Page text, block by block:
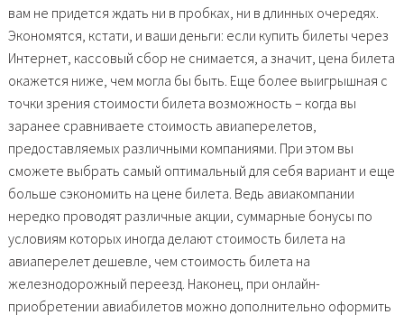
вам не придется ждать ни в пробках, ни в длинных очередях.
Экономятся, кстати, и ваши деньги: если купить билеты через
Интернет, кассовый сбор не снимается, а значит, цена билета
окажется ниже, чем могла бы быть. Еще более выигрышная с
точки зрения стоимости билета возможность – когда вы
заранее сравниваете стоимость авиаперелетов,
предоставляемых различными компаниями. При этом вы
сможете выбрать самый оптимальный для себя вариант и еще
больше сэкономить на цене билета. Ведь авиакомпании
нередко проводят различные акции, суммарные бонусы по
условиям которых иногда делают стоимость билета на
авиаперелет дешевле, чем стоимость билета на
железнодорожный переезд. Наконец, при онлайн-
приобретении авиабилетов можно дополнительно оформить